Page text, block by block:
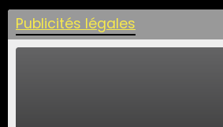
Publicités légales